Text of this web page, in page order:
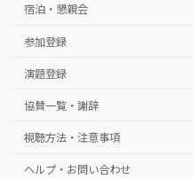
宿泊・懇親会
参加登録
演題登録
協賛一覧・謝辞
視聴方法・注意事項
ヘルプ・お問い合わせ